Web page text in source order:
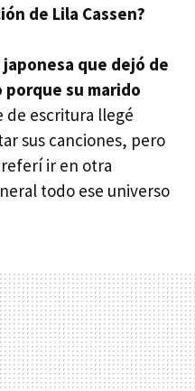
de Lila Cassen?
que dejó de
su marido
de escritura llegé
sus canciones, pero
ir en otra
todo ese universo